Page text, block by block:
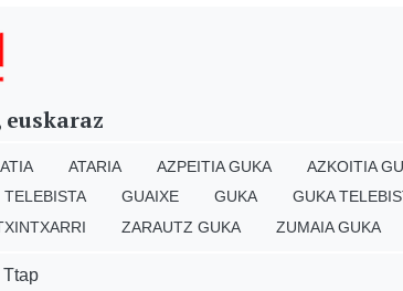
ATARIA AZPEITIA GUKA AZKOITIA
GUAIXE GUKA GUKA
ZARAUTZ GUKA ZUMAIA GUKA
Ttap